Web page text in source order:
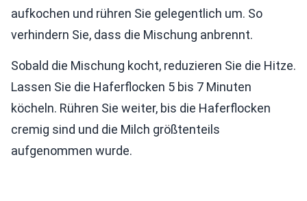
aufkochen und rühren Sie gelegentlich um. So
verhindern Sie, dass die Mischung anbrennt.
Sobald die Mischung kocht, reduzieren Sie die Hitze.
Lassen Sie die Haferflocken 5 bis 7 Minuten
köcheln. Rühren Sie weiter, bis die Haferflocken
cremig sind und die Milch größtenteils
aufgenommen wurde.